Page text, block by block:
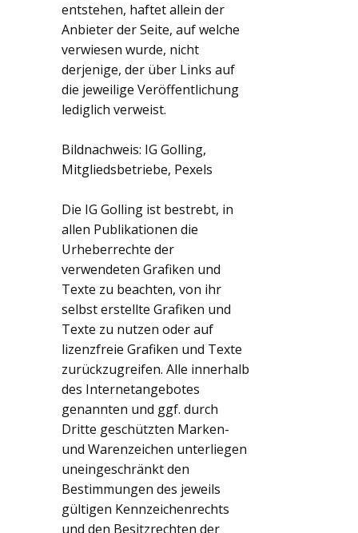
entstehen, haftet allein der
Anbieter der Seite, auf welche
verwiesen wurde, nicht
derjenige, der über Links auf
die jeweilige Veröffentlichung
lediglich verweist.
Bildnachweis: IG Golling,
Mitgliedsbetriebe, Pexels
Die IG Golling ist bestrebt, in
allen Publikationen die
Urheberrechte der
verwendeten Grafiken und
Texte zu beachten, von ihr
selbst erstellte Grafiken und
Texte zu nutzen oder auf
lizenzfreie Grafiken und Texte
zurückzugreifen. Alle innerhalb
des Internetangebotes
genannten und ggf. durch
Dritte geschützten Marken-
und Warenzeichen unterliegen
uneingeschränkt den
Bestimmungen des jeweils
gültigen Kennzeichenrechts
und den Besitzrechten der